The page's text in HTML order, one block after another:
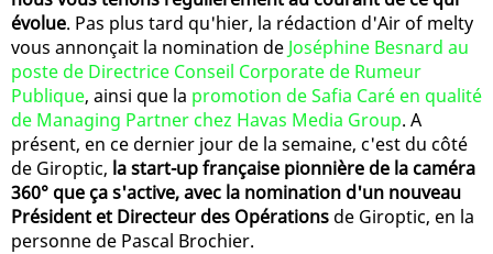
évolue. Pas plus tard qu'hier, la rédaction d'Air of melty
vous annonçait la nomination de Joséphine Besnard au
poste de Directrice Conseil Corporate de Rumeur
Publique, ainsi que la promotion de Safia Caré en qualité
de Managing Partner chez Havas Media Group. A
présent, en ce dernier jour de la semaine, c'est du côté
de Giroptic, la start-up française pionnière de la caméra
360° que ça s'active, avec la nomination d'un nouveau
Président et Directeur des Opérations de Giroptic, en la
personne de Pascal Brochier.